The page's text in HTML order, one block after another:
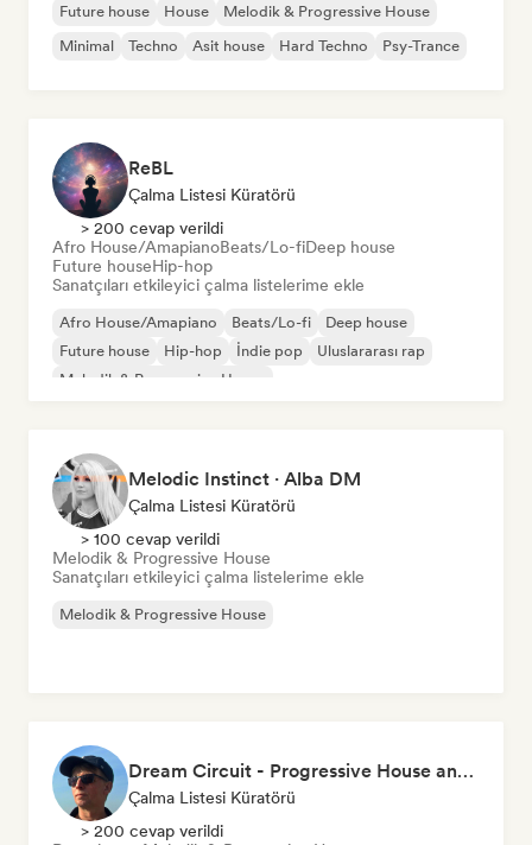
Future house House
Melodik & Progressive House
Minimal
Techno Asit house Hard Techno Psy-Trance
ReBL
Çalma Listesi Küratörü
> 200 cevap verildi
Afro House/AmapianoBeats/Lo-fiDeep house
Future houseHip-hop
Sanatçıları etkileyici çalma listelerime ekle
Afro House/Amapiano Beats/Lo-fi
Deep house
Future house
Hip-hop İndie pop
Uluslararası rap
Melodik & Progressive House
Melodic Instinct · Alba DM
Çalma Listesi Küratörü
> 100 cevap verildi
Melodik & Progressive House
Sanatçıları etkileyici çalma listelerime ekle
Melodik & Progressive House
Dream Circuit - Progressive House and Beyond by Favna
Çalma Listesi Küratörü
> 200 cevap verildi